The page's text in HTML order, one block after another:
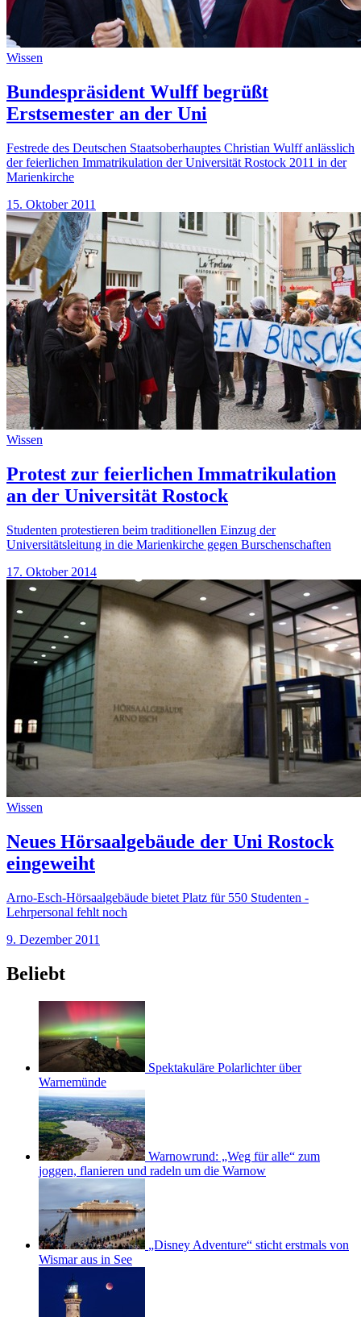
Wissen
Bundespräsident Wulff begrüßt
Erstsemester an der Uni
Festrede des Deutschen Staatsoberhauptes Christian Wulff anlässlich
der feierlichen Immatrikulation der Universität Rostock 2011 in der
Marienkirche
15. Oktober 2011
Wissen
Protest zur feierlichen Immatrikulation
an der Universität Rostock
Studenten protestieren beim traditionellen Einzug der
Universitätsleitung in die Marienkirche gegen Burschenschaften
17. Oktober 2014
Wissen
Neues Hörsaalgebäude der Uni Rostock
eingeweiht
Arno-Esch-Hörsaalgebäude bietet Platz für 550 Studenten -
Lehrpersonal fehlt noch
9. Dezember 2011
Beliebt
Spektakuläre Polarlichter über
Warnemünde
Warnowrund: „Weg für alle“ zum
joggen, flanieren und radeln um die Warnow
„Disney Adventure“ sticht erstmals von
Wismar aus in See